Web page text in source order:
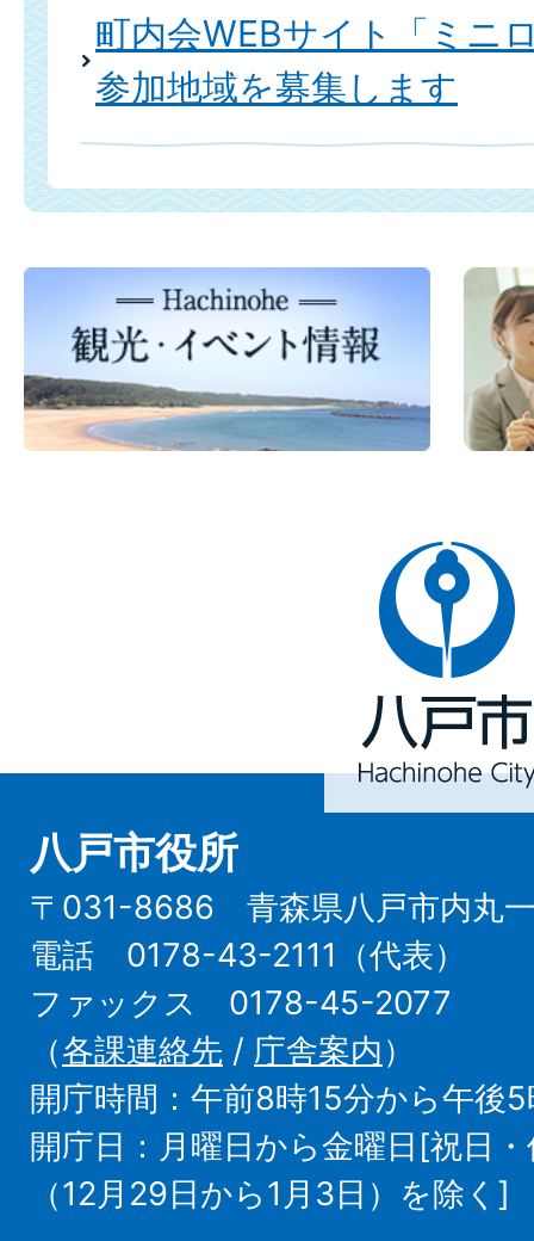
町内会WEBサイト「ミニ
参加地域を募集します
八
戸
Hachinohe
City
八戸市役所
〒031-8686 青森県八戸市内丸一
電話 0178-43-2111（代表）
ファックス 0178-45-2077
（各課連絡先 / 庁舎案内）
開庁時間：午前8時15分から午後
開庁日：月曜日から金曜日[祝日
（12月29日から1月3日）を除く]